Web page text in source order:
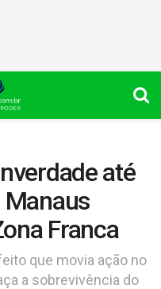
até
Franca
que movia ação no
a sobrevivência do